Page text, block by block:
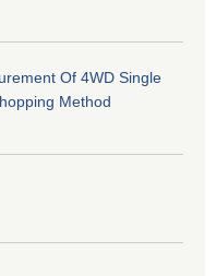
Of 4WD Single
Method